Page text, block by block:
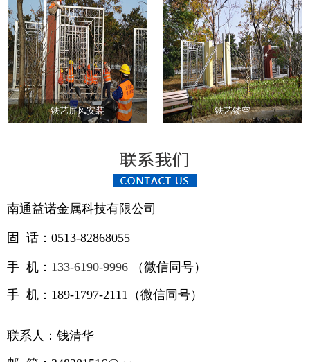
铁艺屏风安装 铁艺镂空
南通益诺金属科技有限公司
固 话：0513-82868055
手 机： 133-6190-9996 （微信同号）
手 机：189-1797-2111（微信同号）
联系人：钱清华